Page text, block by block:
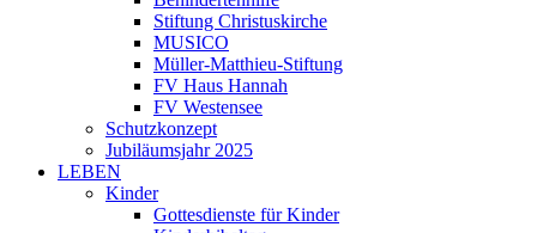
Stiftung Christuskirche
MUSICO
Müller-Matthieu-Stiftung
FV Haus Hannah
FV Westensee
Schutzkonzept
Jubiläumsjahr 2025
LEBEN
Kinder
Gottesdienste für Kinder